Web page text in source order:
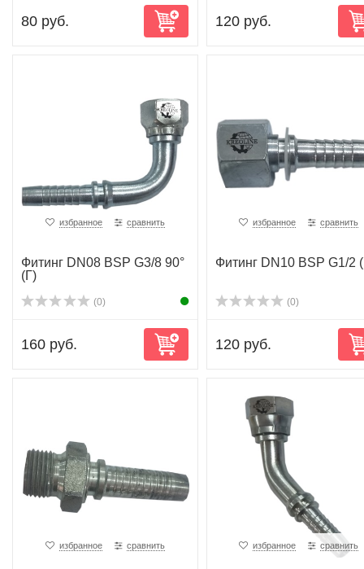
80 руб. 120 руб.
избранное сравнить
Фитинг DN08 BSP G3/8 90°
(Г)
(0)
160 руб.
избранное сравнить
Фитинг DN10 BSP G1/2
(0)
120 руб.
избранное сравнить избранное сравнить